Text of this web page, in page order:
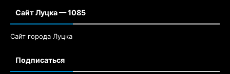
Сайт Луцка — 1085
Сайт города Луцка
Подписаться